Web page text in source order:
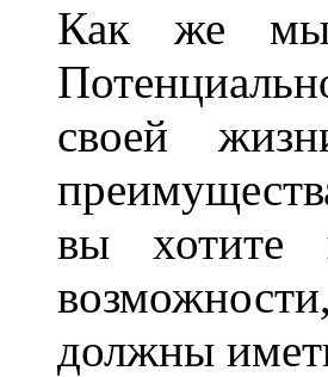
Как же мы
своей
вы хотите
должны